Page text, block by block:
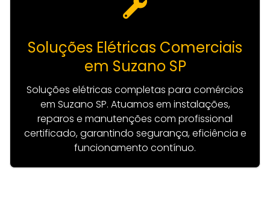
Soluções Elétricas Comerciais
em Suzano SP
Soluções elétricas completas para comércios
em Suzano SP. Atuamos em instalações,
reparos e manutenções com profissional
certificado, garantindo segurança, eficiência e
funcionamento contínuo.